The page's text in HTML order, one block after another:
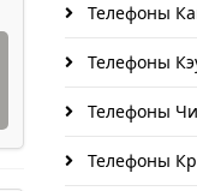
Телефоны
Телефоны
Телефоны
Телефоны